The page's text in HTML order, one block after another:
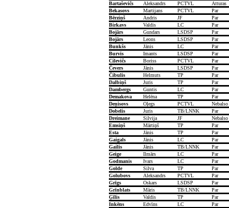
Bartaševičs
Aleksandrs PCTVL
Atturas
Bekasovs
Martijans PCTVL
Par
Bērziņš
Andris JF
Par
Birkavs
Valdis LC
Par
Bojārs
Gundars LSDSP
Par
Bojārs
Leons LSDSP
Par
Bunkšs
Jānis LC
Par
Burvis
Imants LSDSP
Par
Cilevičs
Boriss PCTVL
Par
Čevers
Jānis LSDSP
Par
Čibulis
Helmuts TP
Par
Dalbiņš
Juris TP
Par
Dambergs
Guntis LC
Par
Demakova
Helēna TP
Par
Deņisovs
Oļegs PCTVL
Nebalso
Dobelis
Juris TB/LNNK
Par
Dreimane
Silvija JF
Nebalso
Emsiņš
Mārtiņš TP
Par
Esta
Jānis TP
Par
Gaigals
Jānis LC
Par
Gailis
Jānis TB/LNNK
Par
Geige
Ilmārs LC
Par
Godmanis
Ivars LC
Par
Golde
Silva TP
Par
Golubovs
Aleksandrs PCTVL
Par
Grīgs
Oskars LSDSP
Par
Grīnblats
Māris TB/LNNK
Par
Ģīlis
Valdis TP
Par
Inkēns
Edvīns LC
Par